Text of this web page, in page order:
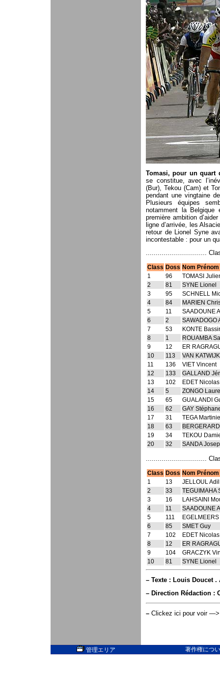
Tomasi, pour un quart
se constitue, avec
(Bur), Tekou (Cam) et
pendant une vingtaine
Plusieurs équipes
notamment la
première ambition
ligne d’arrivée, les
retour de Lionel Syne
incontestable : pour un
...............................
Class Doss Nom Prénom
1
96
TOMASI
2
81
SYNE Lionel
3
95
SCHNELL
4
84
MARIEN
5
11
SAADOUNE
6
2
SAWADOGO
7
53
KONTE
8
1
ROUAMBA
9
12
ER
10
113
VAN
11
136
VIET Vincent
12
133
GALLAND
13
102
EDET Nicolas
14
5
ZONGO
15
65
GUALANDI
16
62
GAY
17
31
TEGA
18
63
19
34
TEKOU
20
32 SANDA
...............................
Class Doss Nom Prénom
1
13
JELLOUL Adil
2
33
TEGUIMAHA
3
16
LAHSAINI
4
11
SAADOUNE
5
111
6
85
SMET Guy
7
102
EDET Nicolas
8
12
ER
9
104
GRACZYK
10
81 SYNE Lionel
– Texte : Louis Doucet .
– Direction Rédaction :
– Clickez ici pour voir
管理エリア 著作権につ